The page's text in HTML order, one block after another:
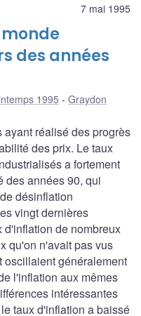
7 mai 1995
des années
1995
Graydon
réalisé des progrès
des prix. Le taux
a fortement
des années 90, qui
désinflation
vingt dernières
d'inflation de nombreux
qu'on n'avait pas vus
oscillaient généralement
l'inflation aux mêmes
intéressantes
taux d'inflation a baissé